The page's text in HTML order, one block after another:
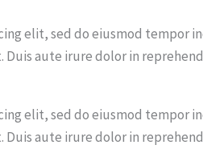
elit, sed do eiusmod tempor
Duis aute irure dolor in
elit, sed do eiusmod tempor
Duis aute irure dolor in